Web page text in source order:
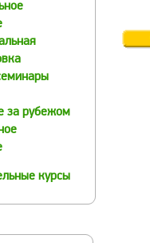
за рубежом
курсы